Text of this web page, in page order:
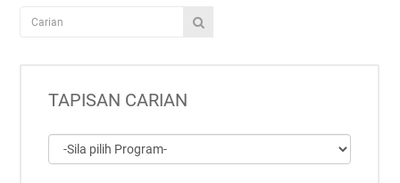
TAPISAN CARIAN